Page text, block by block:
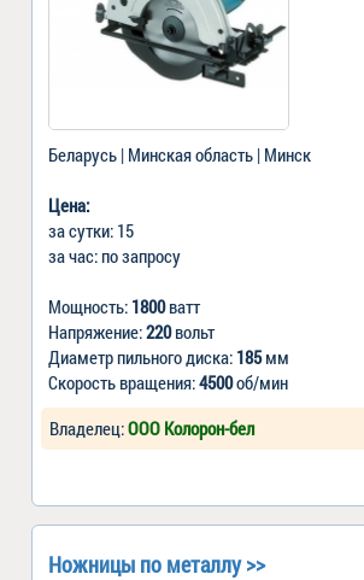
Беларусь | Минская область | Минск
Цена:
за сутки: 15
за час: по запросу
Мощность: 1800ватт
Напряжение:220вольт
Диаметр пильного диска: 185мм
Скорость вращения:4500об/мин
Владелец:ООО Колорон-бел
Ножницы по металлу >>